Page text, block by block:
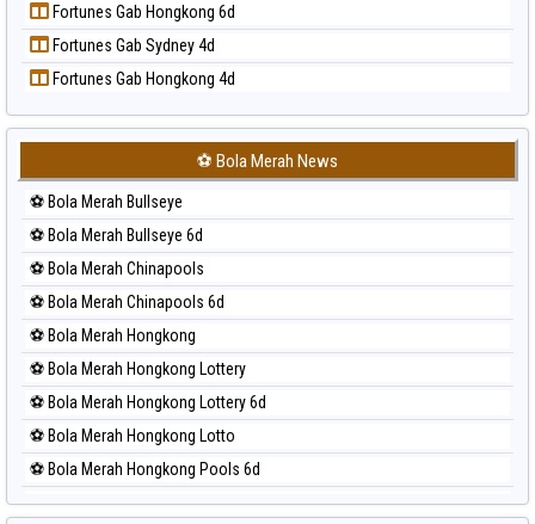
Prediksi Singapore
Prediksi Sydney
Prediksi Sydney Lottery
Prediksi Sydney Lottery 6d
Prediksi Sydney Pools 6d
Prediksi Taipei
Prediksi Taiwan
Fortunes Gab Hongkong 6d
Fortunes Gab Sydney 4d
Fortunes Gab Hongkong 4d
⚽ Bola Merah News
⚽ Bola Merah Bullseye
⚽ Bola Merah Bullseye 6d
⚽ Bola Merah Chinapools
⚽ Bola Merah Chinapools 6d
⚽ Bola Merah Hongkong
⚽ Bola Merah Hongkong Lottery
⚽ Bola Merah Hongkong Lottery 6d
⚽ Bola Merah Hongkong Lotto
⚽ Bola Merah Hongkong Pools 6d
⚽ Bola Merah Japan